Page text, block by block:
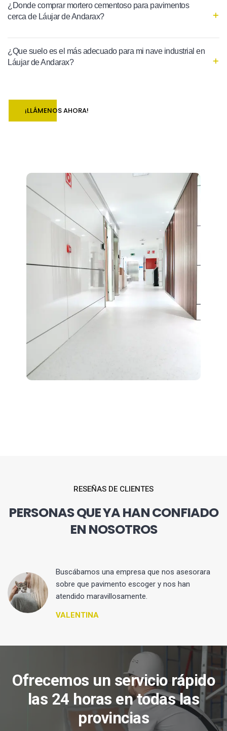
¿Donde comprar mortero cementoso para pavimentos
cerca de Láujar de Andarax?
¿Que suelo es el más adecuado para mi nave industrial en
Láujar de Andarax?
¡LLÁMENOS AHORA!
RESEÑAS DE CLIENTES
PERSONAS QUE YA HAN CONFIADO
EN NOSOTROS
Buscábamos una empresa que nos asesorara
sobre que pavimento escoger y nos han
atendido maravillosamente.
VALENTINA
Ofrecemos un servicio rápido
las 24 horas en todas las
provincias